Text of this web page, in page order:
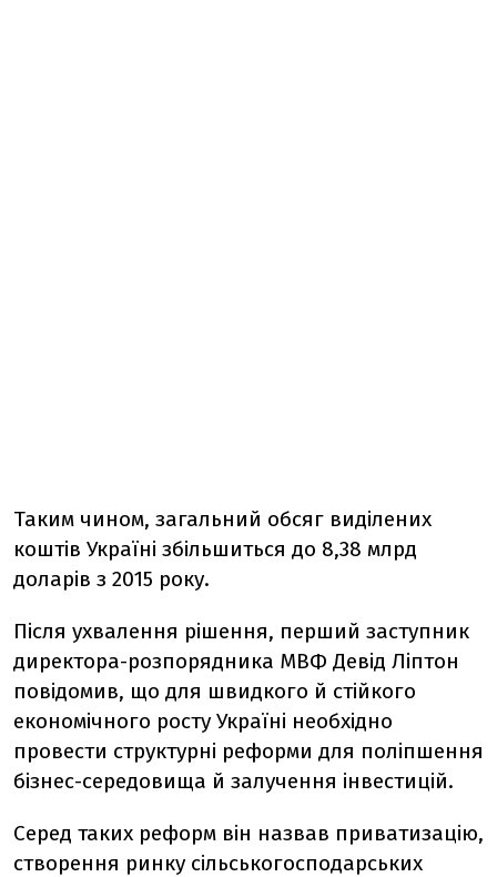
Таким чином, загальний обсяг виділених
коштів Україні збільшиться до 8,38 млрд
доларів з 2015 року.
Після ухвалення рішення, перший заступник
директора-розпорядника МВФ Девід Ліптон
повідомив, що для швидкого й стійкого
економічного росту Україні необхідно
провести структурні реформи для поліпшення
бізнес-середовища й залучення інвестицій.
Серед таких реформ він назвав приватизацію,
створення ринку сільськогосподарських